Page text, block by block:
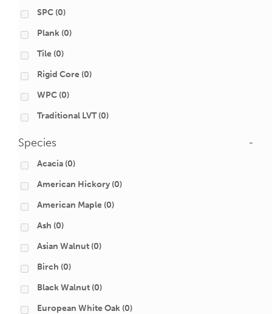
SPC (0)
Plank (0)
Tile (0)
Rigid Core (0)
WPC (0)
Traditional LVT (0)
Species -
Acacia (0)
American Hickory (0)
American Maple (0)
Ash (0)
Asian Walnut (0)
Birch (0)
Black Walnut (0)
European White Oak (0)